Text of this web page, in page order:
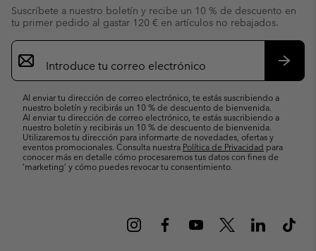
Suscríbete a nuestro boletín y recibe un 10 % de descuento en
tu primer pedido al gastar 120 € en artículos no rebajados.
Suscripción
de
correo
Al enviar tu dirección de correo electrónico, te estás suscribiendo a
nuestro boletín y recibirás un 10 % de descuento de bienvenida.
Al enviar tu dirección de correo electrónico, te estás suscribiendo a
nuestro boletín y recibirás un 10 % de descuento de bienvenida.
Utilizaremos tu dirección para informarte de novedades, ofertas y
eventos promocionales. Consulta nuestra Política de Privacidad para
conocer más en detalle cómo procesaremos tus datos con fines de
’marketing’ y cómo puedes revocar tu consentimiento.